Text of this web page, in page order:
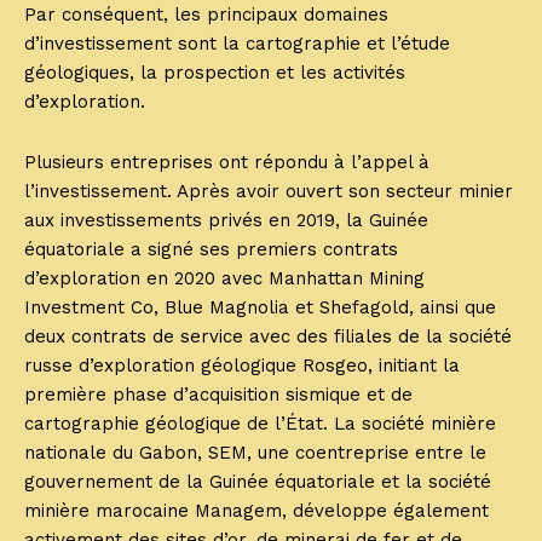
Par conséquent, les principaux domaines
d’investissement sont la cartographie et l’étude
géologiques, la prospection et les activités
d’exploration.
Plusieurs entreprises ont répondu à l’appel à
l’investissement. Après avoir ouvert son secteur minier
aux investissements privés en 2019, la Guinée
équatoriale a signé ses premiers contrats
d’exploration en 2020 avec Manhattan Mining
Investment Co, Blue Magnolia et Shefagold, ainsi que
deux contrats de service avec des filiales de la société
russe d’exploration géologique Rosgeo, initiant la
première phase d’acquisition sismique et de
cartographie géologique de l’État. La société minière
nationale du Gabon, SEM, une coentreprise entre le
gouvernement de la Guinée équatoriale et la société
minière marocaine Managem, développe également